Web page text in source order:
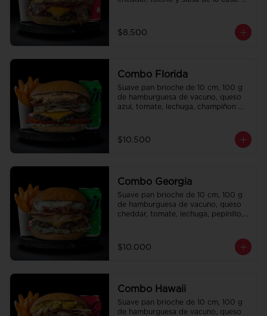
regalo a elección y una bebida de
350 cc a elección.
$8.500
Combo Florida
Suave pan brioche de 10 cm, 100 g
de hamburguesa de vacuno, queso
azul, tomate, lechuga, champiñon
Papas fritas perfectamente
condimentadas, salsa de la casa de
$10.500
Combo Georgia
Suave pan brioche de 10 cm, 100 g
de hamburguesa de vacuno, queso
cheddar, tomate, lechuga, pepinillo,
condimentadas, salsa de la casa de
regalo a elección y una bebida de
$10.000
Combo Hawaii
Suave pan brioche de 10 cm, 100 g
de hamburguesa de vacuno, queso